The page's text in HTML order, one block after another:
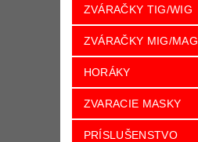
ZVÁRAČKY TIG/WIG
ZVÁRAČKY MIG/MAG
HORÁKY
ZVARACIE MASKY
PRÍSLUŠENSTVO